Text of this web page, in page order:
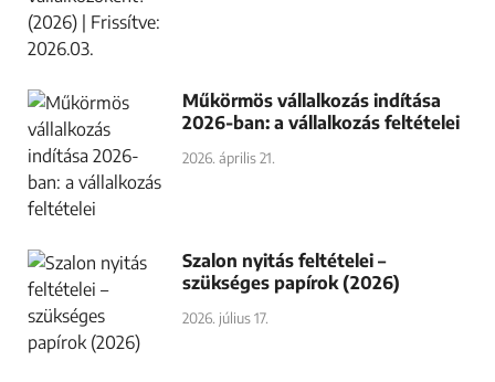
Műkörmös vállalkozás indítása
2026-ban: a vállalkozás feltételei
2026. április 21.
Szalon nyitás feltételei –
szükséges papírok (2026)
2026. július 17.